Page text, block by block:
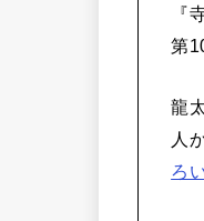
『
第
龍
人
ろ